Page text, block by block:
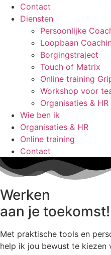
Contact
Diensten
Persoonlijke
Loopbaan
Borgingstraject
Touch of Matrix
Online training
Workshop voor
Organisaties & HR
Wie ben ik
Organisaties & HR
Online training
Contact
Werken
aan je toekomst!
Met praktische tools en
help ik jou bewust te